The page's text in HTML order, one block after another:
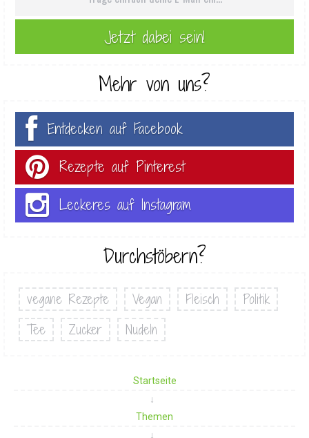
Mehr von uns?
Entdecken auf Facebook
Rezepte auf Pinterest
Leckeres auf Instagram
Durchstöbern?
vegane Rezepte Vegan Fleisch
Politik
Tee
Zucker Nudeln
Startseite
Themen